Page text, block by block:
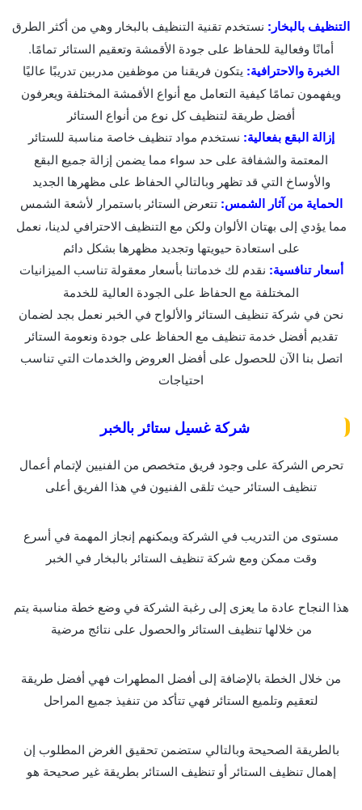
التنظيف بالبخار: نستخدم تقنية التنظيف بالبخار وهي من أكثر الطرق
أمانًا وفعالية للحفاظ على جودة الأقمشة وتعقيم الستائر تمامًا.
الخبرة والاحترافية: يتكون فريقنا من موظفين مدربين تدريبًا عاليًا
ويفهمون تمامًا كيفية التعامل مع أنواع الأقمشة المختلفة ويعرفون
أفضل طريقة لتنظيف كل نوع من أنواع الستائر
إزالة البقع بفعالية: نستخدم مواد تنظيف خاصة مناسبة للستائر
المعتمة والشفافة على حد سواء مما يضمن إزالة جميع البقع
والأوساخ التي قد تظهر وبالتالي الحفاظ على مظهرها الجديد
الحماية من آثار الشمس: تتعرض الستائر باستمرار لأشعة الشمس
مما يؤدي إلى بهتان الألوان ولكن مع التنظيف الاحترافي لدينا، نعمل
على استعادة حيويتها وتجديد مظهرها بشكل دائم
أسعار تنافسية: نقدم لك خدماتنا بأسعار معقولة تناسب الميزانيات
المختلفة مع الحفاظ على الجودة العالية للخدمة
نحن في شركة تنظيف الستائر والألواح في الخبر نعمل بجد لضمان
تقديم أفضل خدمة تنظيف مع الحفاظ على جودة ونعومة الستائر
اتصل بنا الآن للحصول على أفضل العروض والخدمات التي تناسب
احتياجات
شركة غسيل ستائر بالخبر
تحرص الشركة على وجود فريق متخصص من الفنيين لإتمام أعمال
تنظيف الستائر حيث تلقى الفنيون في هذا الفريق أعلى
مستوى من التدريب في الشركة ويمكنهم إنجاز المهمة في أسرع
وقت ممكن ومع شركة تنظيف الستائر بالبخار في الخبر
هذا النجاح عادة ما يعزى إلى رغبة الشركة في وضع خطة مناسبة يتم
من خلالها تنظيف الستائر والحصول على نتائج مرضية
من خلال الخطة بالإضافة إلى أفضل المطهرات فهي أفضل طريقة
لتعقيم وتلميع الستائر فهي تتأكد من تنفيذ جميع المراحل
بالطريقة الصحيحة وبالتالي ستضمن تحقيق الغرض المطلوب إن
إهمال تنظيف الستائر أو تنظيف الستائر بطريقة غير صحيحة هو